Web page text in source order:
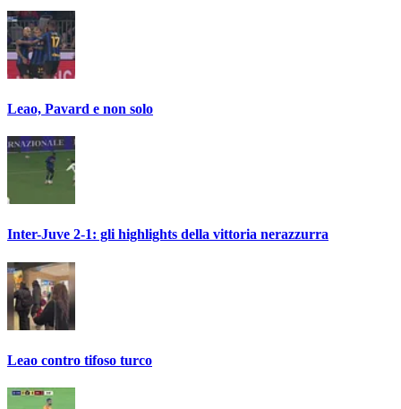
Leao, Pavard e non solo
Inter-Juve 2-1: gli highlights della vittoria nerazzurra
Leao contro tifoso turco